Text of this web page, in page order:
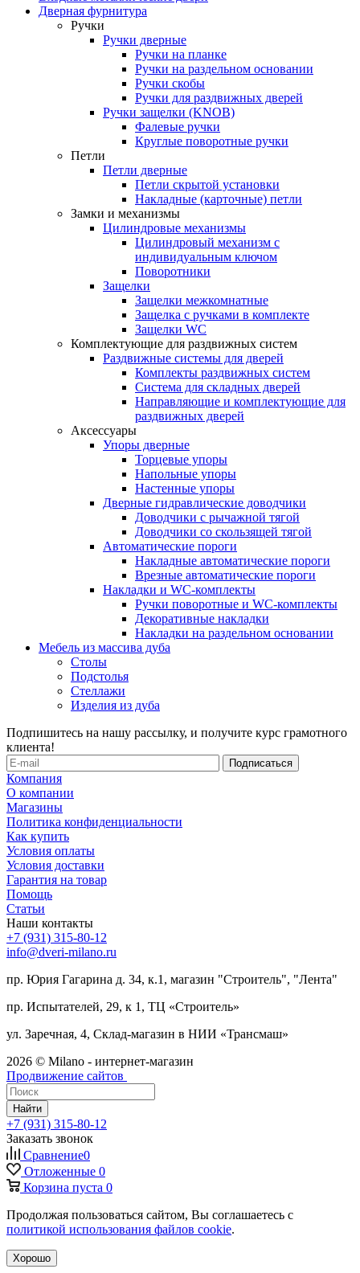
Дверная фурнитура
Ручки
Ручки дверные
Ручки на планке
Ручки на раздельном основании
Ручки скобы
Ручки для раздвижных дверей
Ручки защелки (KNOB)
Фалевые ручки
Круглые поворотные ручки
Петли
Петли дверные
Петли скрытой установки
Накладные (карточные) петли
Замки и механизмы
Цилиндровые механизмы
Цилиндровый механизм с
индивидуальным ключом
Поворотники
Защелки
Защелки межкомнатные
Защелка с ручками в комплекте
Защелки WC
Комплектующие для раздвижных систем
Раздвижные системы для дверей
Комплекты раздвижных систем
Система для складных дверей
Направляющие и комплектующие для
раздвижных дверей
Аксессуары
Упоры дверные
Торцевые упоры
Напольные упоры
Настенные упоры
Дверные гидравлические доводчики
Доводчики с рычажной тягой
Доводчики со скользящей тягой
Автоматические пороги
Накладные автоматические пороги
Врезные автоматические пороги
Накладки и WC-комплекты
Ручки поворотные и WC-комплекты
Декоративные накладки
Накладки на раздельном основании
Мебель из массива дуба
Столы
Подстолья
Стеллажи
Изделия из дуба
Подпишитесь на нашу рассылку, и получите курс грамотного
клиента!
Компания
О компании
Магазины
Политика конфиденциальности
Как купить
Условия оплаты
Условия доставки
Гарантия на товар
Помощь
Статьи
Наши контакты
+7 (931) 315-80-12
info@dveri-milano.ru
пр. Юрия Гагарина д. 34, к.1, магазин "Строитель", "Лента"
пр. Испытателей, 29, к 1, ТЦ «Строитель»
ул. Заречная, 4, Склад-магазин в НИИ «Трансмаш»
2026 © Milano - интернет-магазин
Продвижение сайтов
Найти
+7 (931) 315-80-12
Заказать звонок
Сравнение0
Отложенные 0
Корзина пуста 0
Продолжая пользоваться сайтом, Вы соглашаетесь с
политикой использования файлов cookie.
Хорошо